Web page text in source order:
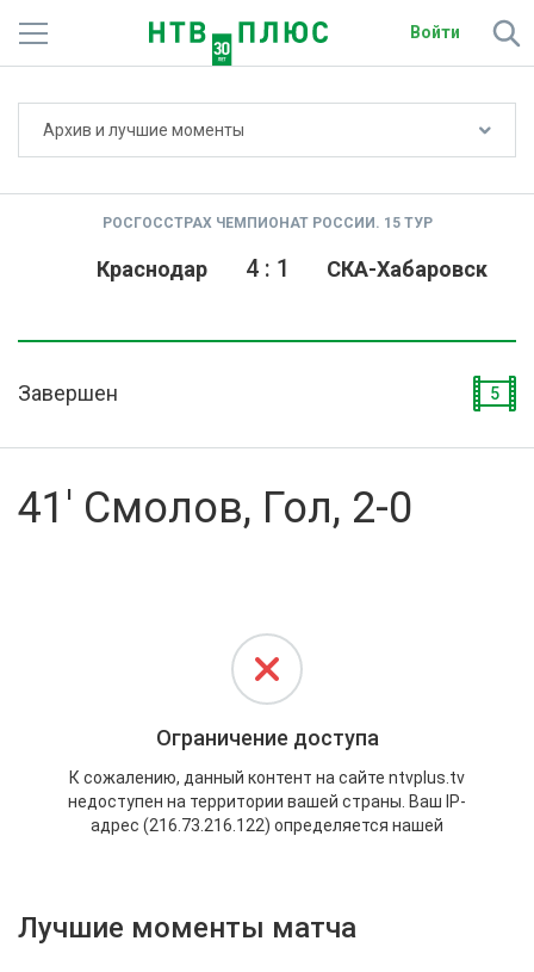
Войти
О сайте
Архив и лучшие моменты
РОСГОССТРАХ ЧЕМПИОНАТ РОССИИ. 15 ТУР
Краснодар СКА-Хабаровск
4: 1
Завершен 5
41' Смолов, Гол, 2-0
Лучшие моменты матча